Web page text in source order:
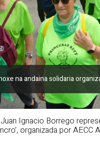
na andaina solidaria
Ignacio Borrego
organizada por